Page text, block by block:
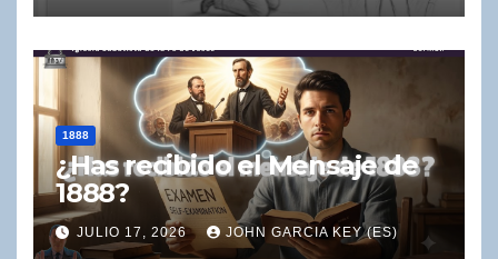
1888
¿Has recibido el Mensaje de
1888?
JULIO 17, 2026 JOHN GARCIA KEY (ES)